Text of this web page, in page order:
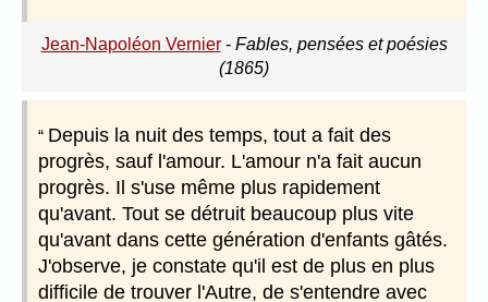
Jean-Napoléon Vernier- Fables, pensées et poésies
(1865)
Depuis la nuit des temps, tout a fait des
progrès, sauf l'amour. L'amour n'a fait aucun
progrès. Il s'use même plus rapidement
qu'avant. Tout se détruit beaucoup plus vite
qu'avant dans cette génération d'enfants gâtés.
J'observe, je constate qu'il est de plus en plus
difficile de trouver l'Autre, de s'entendre avec